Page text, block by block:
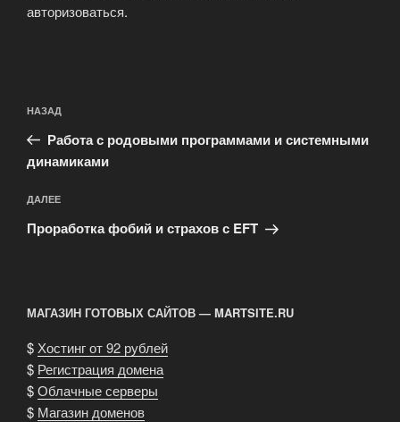
авторизоваться.
по
записям
Предыдущая
запись:
НАЗАД
Работа с родовыми программами и системными
динамиками
Следующая
запись
ДАЛЕЕ
Проработка фобий и страхов с EFT
МАГАЗИН ГОТОВЫХ САЙТОВ — MARTSITE.RU
$ Хостинг от 92 рублей
$ Регистрация домена
$Облачные серверы
$ Магазин доменов